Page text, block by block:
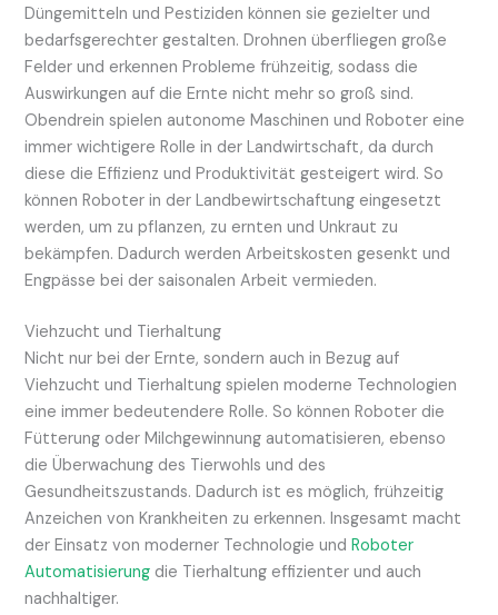
Düngemitteln und Pestiziden können sie gezielter und
bedarfsgerechter gestalten. Drohnen überfliegen große
Felder und erkennen Probleme frühzeitig, sodass die
Auswirkungen auf die Ernte nicht mehr so groß sind.
Obendrein spielen autonome Maschinen und Roboter eine
immer wichtigere Rolle in der Landwirtschaft, da durch
diese die Effizienz und Produktivität gesteigert wird. So
können Roboter in der Landbewirtschaftung eingesetzt
werden, um zu pflanzen, zu ernten und Unkraut zu
bekämpfen. Dadurch werden Arbeitskosten gesenkt und
Engpässe bei der saisonalen Arbeit vermieden.
Viehzucht und Tierhaltung
Nicht nur bei der Ernte, sondern auch in Bezug auf
Viehzucht und Tierhaltung spielen moderne Technologien
eine immer bedeutendere Rolle. So können Roboter die
Fütterung oder Milchgewinnung automatisieren, ebenso
die Überwachung des Tierwohls und des
Gesundheitszustands. Dadurch ist es möglich, frühzeitig
Anzeichen von Krankheiten zu erkennen. Insgesamt macht
der Einsatz von moderner Technologie undRoboter
Automatisierung die Tierhaltung effizienter und auch
nachhaltiger.